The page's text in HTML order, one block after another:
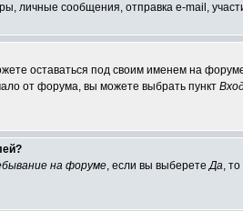
сообщения, отправка e-mail,
оставаться под своим именем на
от форума, вы можете выбрать пункт
на форуме, если вы выберетеДа,